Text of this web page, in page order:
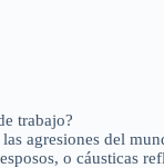
trabajo?
agresiones del
o cáusticas